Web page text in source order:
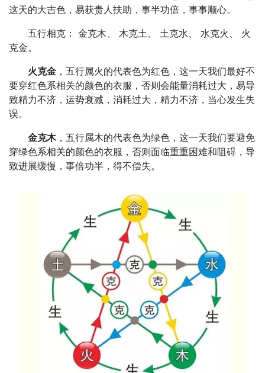
这天的大吉色，易获贵人扶助，事半功倍，事事顺心。
五行相克： 金克木、 木克土、 土克水、 水克火、 火
克金。
火克金 ，五行属火的代表色为红色，这一天我们最好不
要穿红色系相关的颜色的衣服，否则会能量消耗过大，易导
致精力不济，运势衰减，消耗过大，精力不济，当心发生失
误。
金克木，五行属木的代表色为绿色，这一天我们要避免
穿绿色系相关的颜色的衣服，否则面临重重困难和阻碍，导
致进展缓慢，事倍功半，得不偿失。